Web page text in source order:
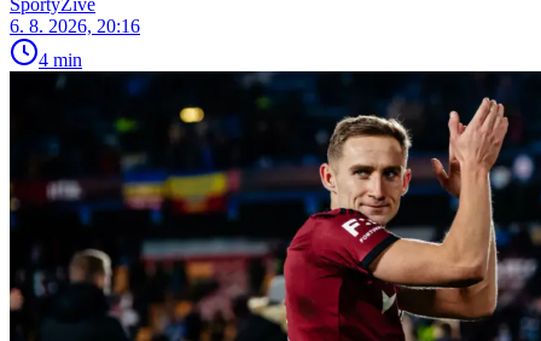
SportyŽivě
6. 8. 2026, 20:16
4 min